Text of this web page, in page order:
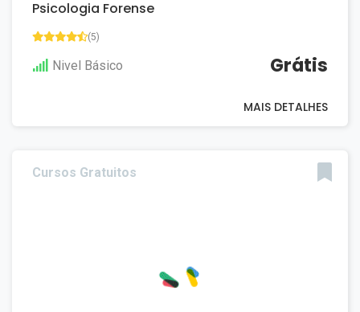
Psicologia Forense
(5)
Nivel Básico Grátis
MAIS DETALHES
Cursos Gratuitos